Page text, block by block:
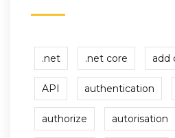
.net .net core add
API authentication
authorize autorisation